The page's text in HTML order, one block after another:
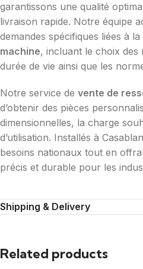
garantissons une qualité
livraison rapide. Notre équipe
demandes spécifiques liées à la
machine, incluant le choix des
durée de vie ainsi que les
Notre service de vente de
d’obtenir des pièces
dimensionnelles, la charge
d’utilisation. Installés à
besoins nationaux tout en
précis et durable pour les
Shipping & Delivery
Related products